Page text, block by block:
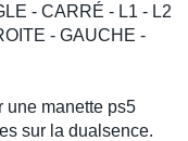
- CARRÉ - L1 - L2
- GAUCHE -
une manette ps5
sur la dualsence.